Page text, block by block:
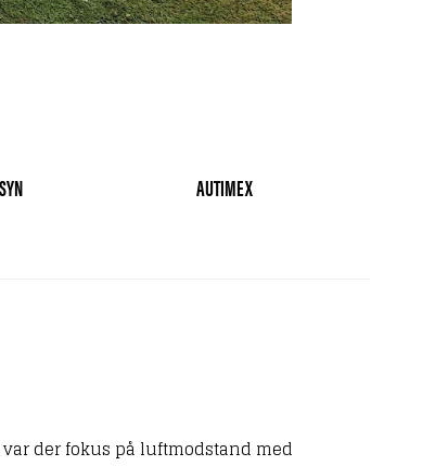
AUTIMEX
der fokus på luftmodstand med